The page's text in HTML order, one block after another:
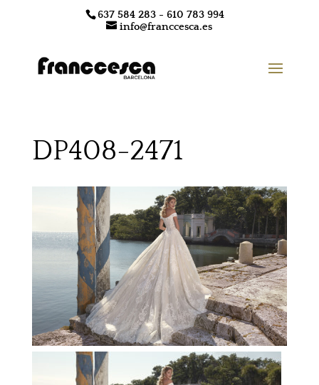
637 584 283 - 610 783 994
info@franccesca.es
DP408-2471